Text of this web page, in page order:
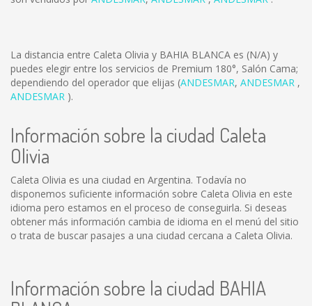
La distancia entre Caleta Olivia y BAHIA BLANCA es (N/A) y
puedes elegir entre los servicios de Premium 180°, Salón Cama;
dependiendo del operador que elijas (ANDESMAR, ANDESMAR ,
ANDESMAR ).
Información sobre la ciudad Caleta
Olivia
Caleta Olivia es una ciudad en Argentina. Todavía no
disponemos suficiente información sobre Caleta Olivia en este
idioma pero estamos en el proceso de conseguirla. Si deseas
obtener más información cambia de idioma en el menú del sitio
o trata de buscar pasajes a una ciudad cercana a Caleta Olivia.
Información sobre la ciudad BAHIA